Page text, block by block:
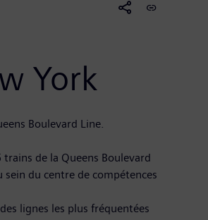
York
Boulevard Line.
de la Queens Boulevard
du centre de compétences
lignes les plus fréquentées